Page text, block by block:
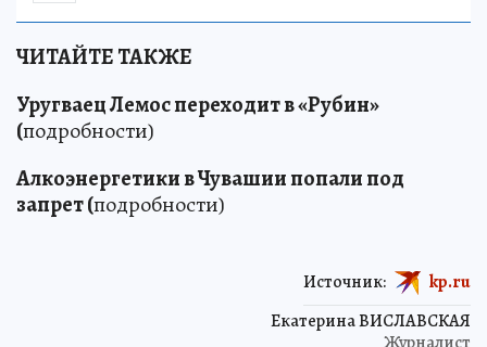
ЧИТАЙТЕ ТАКЖЕ
Уругваец Лемос переходит в «Рубин»
(подробности)
Алкоэнергетики в Чувашии попали под
запрет (подробности)
Екатерина ВИСЛАВСКАЯ
Источник: kp.ru